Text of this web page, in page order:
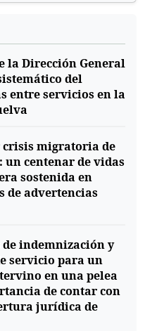
la Dirección General
del
entre servicios en la
crisis migratoria de
centenar de vidas
sostenida en
de advertencias
de indemnización y
servicio para un
en una pelea
de contar con
jurídica de